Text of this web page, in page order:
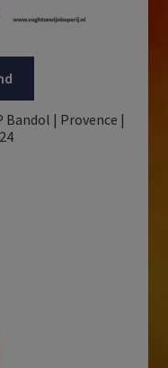
Bandol | Provence |